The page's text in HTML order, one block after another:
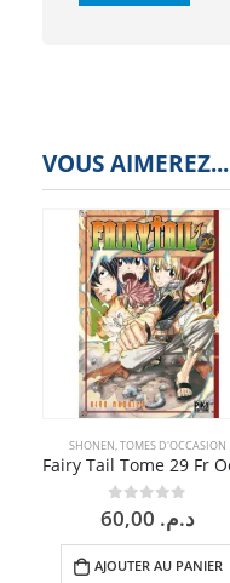
VOUS AIMEREZ...
SHONEN,TOMES D'OCCASION
0sur 5د.م.
AJOUTER AU PANIER